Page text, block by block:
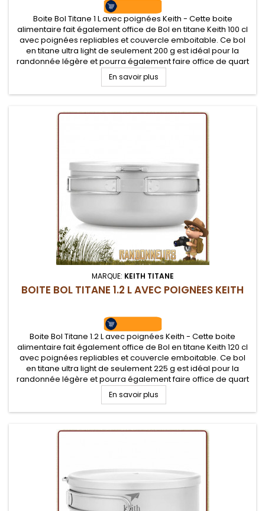
Boite Bol Titane 1 L avec poignées Keith - Cette boite
alimentaire fait également office de Bol en titane Keith 100 cl
avec poignées repliables et couvercle emboitable. Ce bol
en titane ultra light de seulement 200 g est idéal pour la
randonnée légère et pourra également faire office de quart
ou de mini poêle. Un bol robuste inaltérable pour les
meilleurs...
En savoir plus
MARQUE: KEITH TITANE
BOITE BOL TITANE 1.2 L AVEC POIGNÉES KEITH
Boite Bol Titane 1.2 L avec poignées Keith - Cette boite
alimentaire fait également office de Bol en titane Keith 120 cl
avec poignées repliables et couvercle emboitable. Ce bol
en titane ultra light de seulement 225 g est idéal pour la
randonnée légère et pourra également faire office de quart
ou de mini poêle. Un bol robuste inaltérable pour les...
En savoir plus